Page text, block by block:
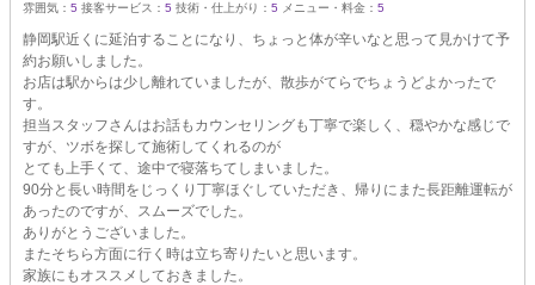
雰囲気： 5 接客サービス： 5 技術・仕上がり： 5 メニュー・料金： 5
静岡駅近くに延泊することになり、ちょっと体が辛いなと思って見かけて予
約お願いしました。
お店は駅からは少し離れていましたが、散歩がてらでちょうどよかったで
す。
担当スタッフさんはお話もカウンセリングも丁寧で楽しく、穏やかな感じで
すが、ツボを探して施術してくれるのが
とても上手くて、途中で寝落ちてしまいました。
90分と長い時間をじっくり丁寧ほぐしていただき、帰りにまた長距離運転が
あったのですが、スムーズでした。
ありがとうございました。
またそちら方面に行く時は立ち寄りたいと思います。
家族にもオススメしておきました。